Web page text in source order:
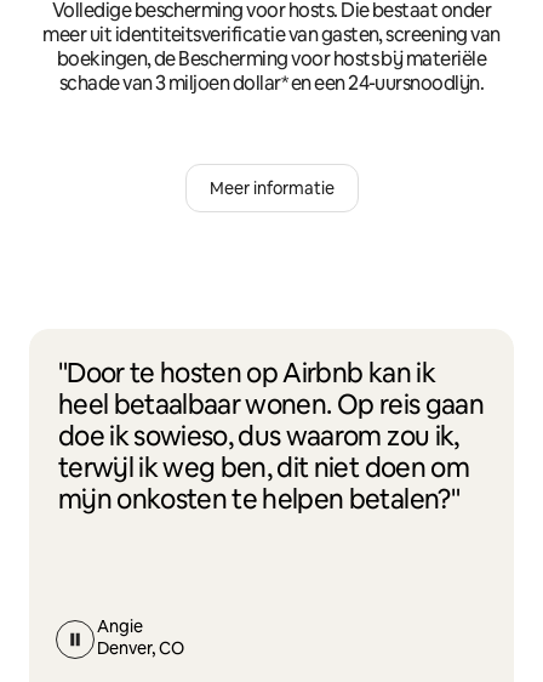
Volledige bescherming voor hosts. Die bestaat onder
meer uit identiteitsverificatie van gasten, screening van
boekingen, de Bescherming voor hosts bij materiële
schade van 3 miljoen dollar* en een 24-uursnoodlijn.
Meer informatie
"Door te hosten op Airbnb kan ik
heel betaalbaar wonen. Op reis gaan
doe ik sowieso, dus waarom zou ik,
terwijl ik weg ben, dit niet doen om
mijn onkosten te helpen betalen?"
Angie
Denver, CO